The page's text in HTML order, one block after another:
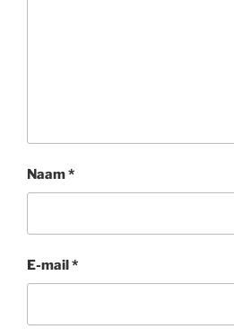
Naam*
E-mail*